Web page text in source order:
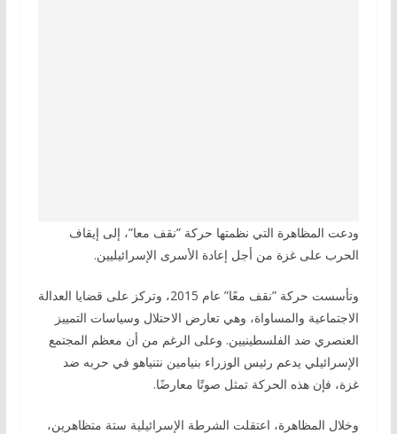
ودعت المظاهرة التي نظمتها حركة ”نقف معا”، إلى إيقاف
الحرب على غزة من أجل إعادة الأسرى الإسرائيليين.
وتأسست حركة ”نقف معًا” عام 2015، وتركز على قضايا العدالة
الاجتماعية والمساواة، وهي تعارض الاحتلال وسياسات التمييز
العنصري ضد الفلسطينيين. وعلى الرغم من أن معظم المجتمع
الإسرائيلي يدعم رئيس الوزراء بنيامين نتنياهو في حربه ضد
غزة، فإن هذه الحركة تمثل صوتًا معارضًا.
وخلال المظاهرة، اعتقلت الشرطة الإسرائيلية ستة متظاهرين،